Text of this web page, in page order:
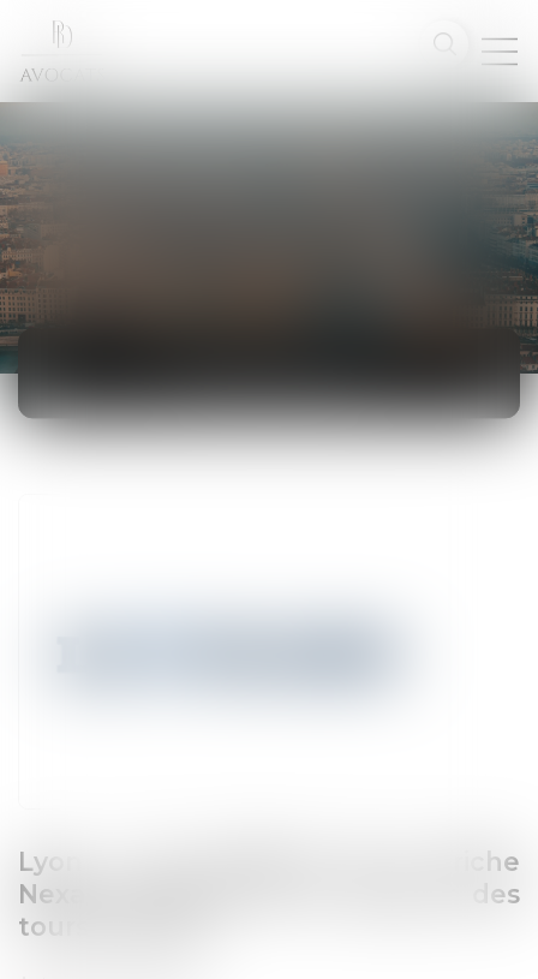
Lyon : les riverains de la friche
Nexans inquiets de la hauteur des
tours prévues